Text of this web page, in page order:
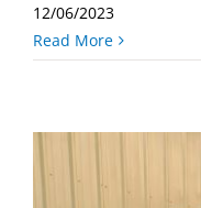
12/06/2023
Read More